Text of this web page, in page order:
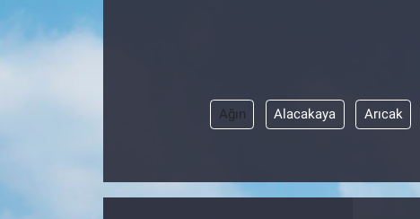
Ağın Alacakaya Arıcak